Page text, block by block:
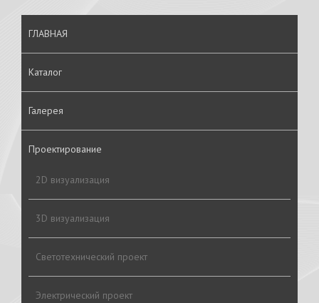
ГЛАВНАЯ
Каталог
Галерея
Проектирование
2D визуализация
3D визуализация
Светотехнический проект
Электрический проект